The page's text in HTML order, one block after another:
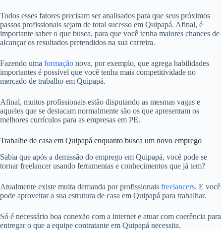
Todos esses fatores precisam ser analisados para que seus próximos
passos profissionais sejam de total sucesso em Quipapá. Afinal, é
importante saber o que busca, para que você tenha maiores chances de
alcançar os resultados pretendidos na sua carreira.
Fazendo uma formação nova, por exemplo, que agrega habilidades
importantes é possível que você tenha mais competitividade no
mercado de trabalho em Quipapá.
Afinal, muitos profissionais estão disputando as mesmas vagas e
aqueles que se destacam normalmente são os que apresentam os
melhores currículos para as empresas em PE.
Trabalhe de casa em Quipapá enquanto busca um novo emprego
Sabia que após a demissão do emprego em Quipapá, você pode se
tornar freelancer usando ferramentas e conhecimentos que já tem?
Atualmente existe muita demanda por profissionais freelancers. E você
pode aproveitar a sua estrutura de casa em Quipapá para trabalhar.
Só é necessário boa conexão com a internet e atuar com coerência para
entregar o que a equipe contratante em Quipapá necessita.